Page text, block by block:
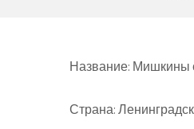
Название: Мишкины
Страна: